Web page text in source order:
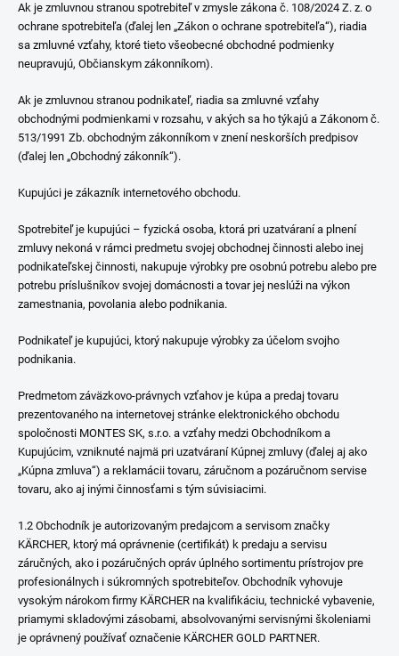
Ak je zmluvnou stranou spotrebiteľ v zmysle zákona č. 108/2024 Z. z. o
ochrane spotrebiteľa (ďalej len „Zákon o ochrane spotrebiteľa“), riadia
sa zmluvné vzťahy, ktoré tieto všeobecné obchodné podmienky
neupravujú, Občianskym zákonníkom).
Ak je zmluvnou stranou podnikateľ, riadia sa zmluvné vzťahy
obchodnými podmienkami v rozsahu, v akých sa ho týkajú a Zákonom č.
513/1991 Zb. obchodným zákonníkom v znení neskorších predpisov
(ďalej len „Obchodný zákonník“).
Kupujúci je zákazník internetového obchodu.
Spotrebiteľ je kupujúci – fyzická osoba, ktorá pri uzatváraní a plnení
zmluvy nekoná v rámci predmetu svojej obchodnej činnosti alebo inej
podnikateľskej činnosti, nakupuje výrobky pre osobnú potrebu alebo pre
potrebu príslušníkov svojej domácnosti a tovar jej neslúži na výkon
zamestnania, povolania alebo podnikania.
Podnikateľ je kupujúci, ktorý nakupuje výrobky za účelom svojho
podnikania.
Predmetom záväzkovo-právnych vzťahov je kúpa a predaj tovaru
prezentovaného na internetovej stránke elektronického obchodu
spoločnosti MONTES SK, s.r.o. a vzťahy medzi Obchodníkom a
Kupujúcim, vzniknuté najmä pri uzatváraní Kúpnej zmluvy (ďalej aj ako
„Kúpna zmluva“) a reklamácii tovaru, záručnom a pozáručnom servise
tovaru, ako aj inými činnosťami s tým súvisiacimi.
1.2 Obchodník je autorizovaným predajcom a servisom značky
KÄRCHER, ktorý má oprávnenie (certifikát) k predaju a servisu
záručných, ako i pozáručných opráv úplného sortimentu prístrojov pre
profesionálnych i súkromných spotrebiteľov. Obchodník vyhovuje
vysokým nárokom firmy KÄRCHER na kvalifikáciu, technické vybavenie,
priamymi skladovými zásobami, absolvovanými servisnými školeniami
je oprávnený používať označenie KÄRCHER GOLD PARTNER.